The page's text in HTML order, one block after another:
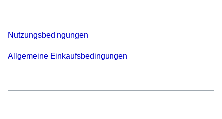
Nutzungsbedingungen
Allgemeine Einkaufsbedingungen